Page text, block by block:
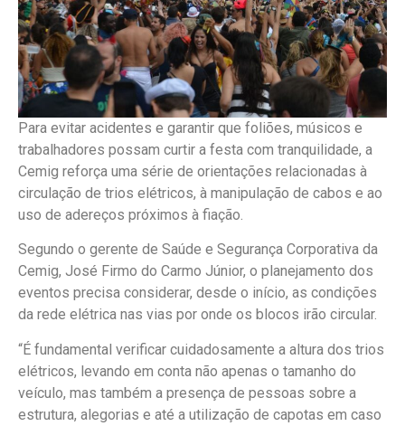
Para evitar acidentes e garantir que foliões, músicos e
trabalhadores possam curtir a festa com tranquilidade, a
Cemig reforça uma série de orientações relacionadas à
circulação de trios elétricos, à manipulação de cabos e ao
uso de adereços próximos à fiação.
Segundo o gerente de Saúde e Segurança Corporativa da
Cemig, José Firmo do Carmo Júnior, o planejamento dos
eventos precisa considerar, desde o início, as condições
da rede elétrica nas vias por onde os blocos irão circular.
“É fundamental verificar cuidadosamente a altura dos trios
elétricos, levando em conta não apenas o tamanho do
veículo, mas também a presença de pessoas sobre a
estrutura, alegorias e até a utilização de capotas em caso